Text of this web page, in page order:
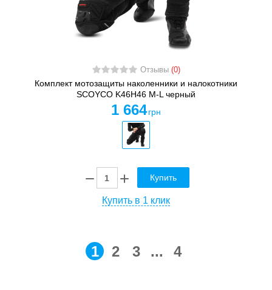
Отзывы (0)
Комплект мотозащиты наколенники и налокотники
SCOYCO K46H46 M-L черный
1 664 грн
Купить
Купить в 1 клик
1 2 3 ... 4